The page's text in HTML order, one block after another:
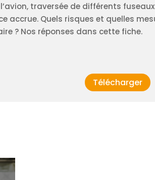
traversée de différents
accrue. Quels risques et quelles
? Nos réponses dans cette fiche.
Télécharger